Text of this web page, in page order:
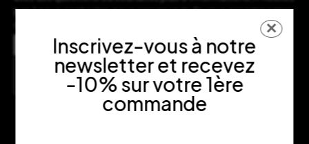
pas à nous contacter, nous serons ravis de vous accompagner
Adresse
7 rue Fénelon, 33000 Bordeaux
Consulter l’itinéraire sur Google Maps
Inscrivez-vous à notre
newsletter et recevez
-10% sur votre 1ère
commande
✕